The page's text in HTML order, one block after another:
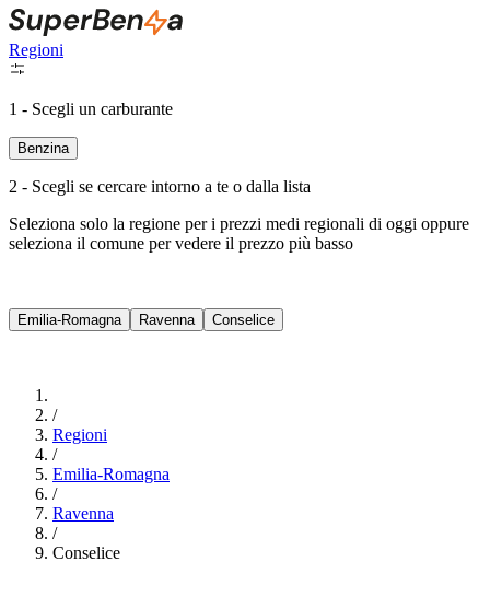
Regioni
1 - Scegli un carburante
Benzina
2 - Scegli se cercare intorno a te o dalla lista
Seleziona solo la regione per i prezzi medi regionali di oggi oppure
seleziona il comune per vedere il prezzo più basso
Emilia-Romagna Ravenna Conselice
/
Regioni
/
Emilia-Romagna
/
Ravenna
/
Conselice